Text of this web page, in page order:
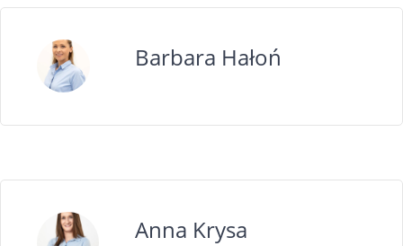
Barbara Hałoń
Anna Krysa